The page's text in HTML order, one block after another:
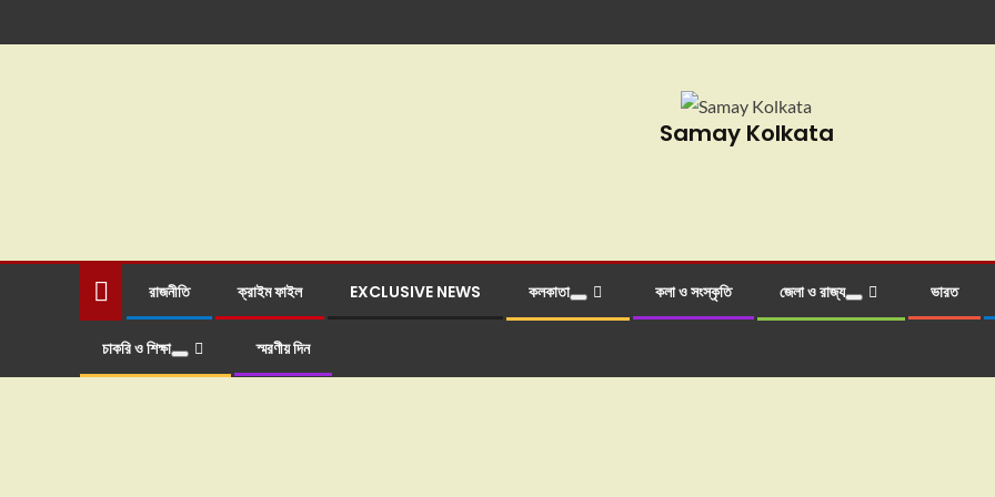
Samay Kolkata
রাজনীতি ক্রাইম ফাইল EXCLUSIVE NEWS কলকাতা কলা ও সংস্কৃতি জেলা ও রাজ্য ভারত
চাকরি ও শিক্ষা স্মরণীয় দিন